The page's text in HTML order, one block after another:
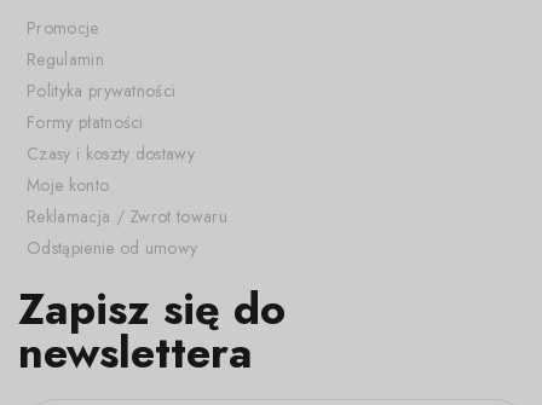
Promocje
Regulamin
Polityka prywatności
Formy płatności
Czasy i koszty dostawy
Moje konto
Reklamacja / Zwrot towaru
Odstąpienie od umowy
Zapisz się do
newslettera